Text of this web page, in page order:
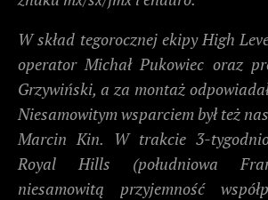
W skład tegorocznej ekipy High
operator Michał Pukowiec oraz
Grzywiński, a za montaż
Niesamowitym wsparciem był też
Marcin Kin. W trakcie 3-
Royal Hills (południowa
niesamowitą przyjemność